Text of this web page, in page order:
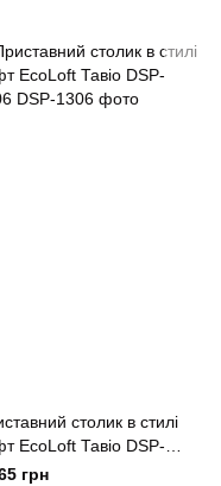
столик в стилі
EcoLoft Тавіо DSP-
грн